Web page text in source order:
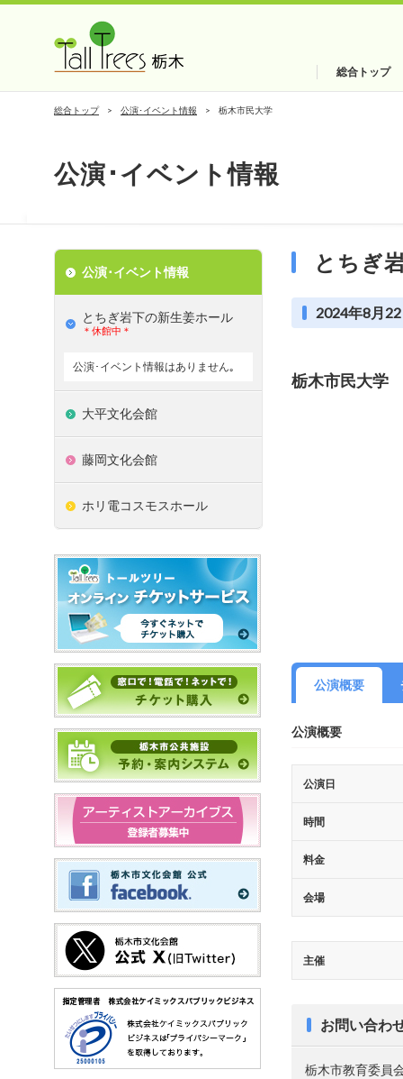
総合トップ
総合トップ 公演･イベント情報 栃木市民大学
公演･イベント情報
とちぎ
2024年8月
栃木市民大学
公演概要
公演概要
公演日
時間
料金
会場
主催
お問い合わ
栃木市教育委員
公演･イベント情報
とちぎ岩下の新⽣姜ホール
＊休館中＊
公演･イベント情報はありません｡
大平文化会館
藤岡文化会館
ホリ電コスモスホール